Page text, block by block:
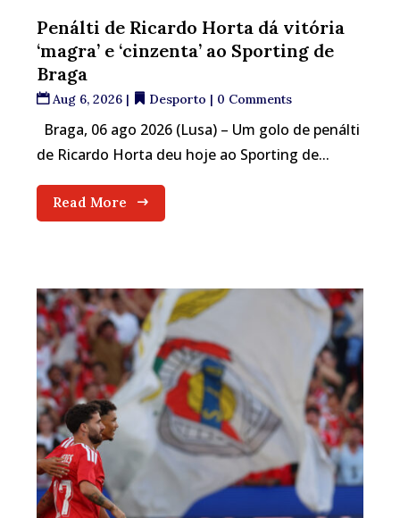
Penálti de Ricardo Horta dá vitória
‘magra’ e ‘cinzenta’ ao Sporting de
Braga
Aug 6, 2026 | Desporto | 0 Comments
Braga, 06 ago 2026 (Lusa) – Um golo de penálti
de Ricardo Horta deu hoje ao Sporting de...
Read More